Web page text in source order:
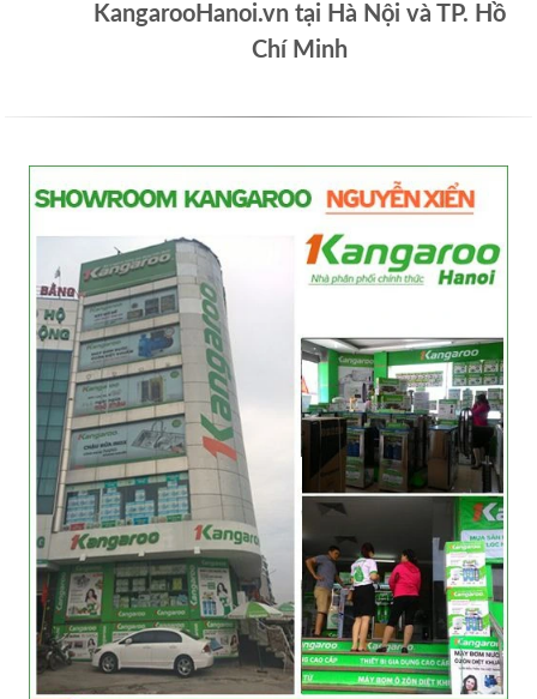
KangarooHanoi.vn tại Hà Nội và TP. Hồ
Chí Minh